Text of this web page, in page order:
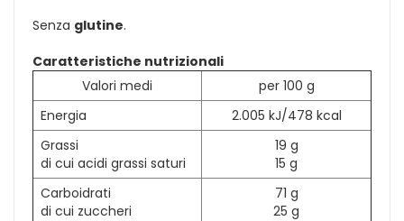
Senza glutine.
Caratteristiche nutrizionali
Valori medi
per 100 g
Energia
2.005 kJ/478 kcal
Grassi
di cui acidi grassi saturi
19 g
15 g
Carboidrati
di cui zuccheri
71 g
25 g